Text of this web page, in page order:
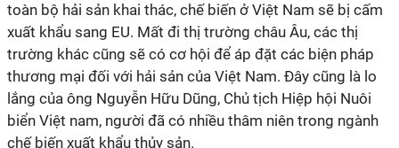
toàn bộ hải sản khai thác, chế biến ở Việt Nam sẽ bị cấm
xuất khẩu sang EU. Mất đi thị trường châu Âu, các thị
trường khác cũng sẽ có cơ hội để áp đặt các biện pháp
thương mại đối với hải sản của Việt Nam. Đây cũng là lo
lắng của ông Nguyễn Hữu Dũng, Chủ tịch Hiệp hội Nuôi
biển Việt nam, người đã có nhiều thâm niên trong ngành
chế biến xuất khẩu thủy sản.